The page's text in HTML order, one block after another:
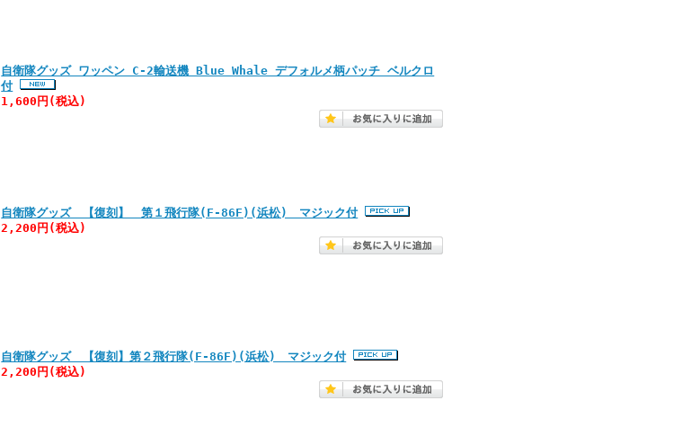
自衛隊グッズ ワッペン C-2輸送機 Blue Whale デフォルメ柄パッチ ベルクロ
付
1,600円 (税込)
自衛隊グッズ 【復刻】 第１飛行隊(F-86F)(浜松) マジック付
2,200円 (税込)
自衛隊グッズ 【復刻】第２飛行隊(F-86F)(浜松) マジック付
2,200円 (税込)